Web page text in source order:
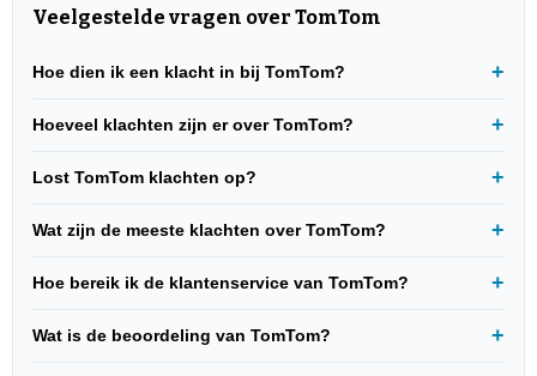
Veelgestelde vragen over TomTom
Hoe dien ik een klacht in bij TomTom?
Hoeveel klachten zijn er over TomTom?
Lost TomTom klachten op?
Wat zijn de meeste klachten over TomTom?
Hoe bereik ik de klantenservice van TomTom?
Wat is de beoordeling van TomTom?